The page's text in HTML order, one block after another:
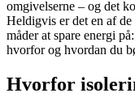
omgivelserne – og det
Heldigvis er det en af de
måder at spare energi
hvorfor og hvordan du
Hvorfor